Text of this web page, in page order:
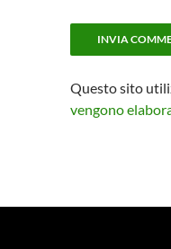
Questo sito
vengono